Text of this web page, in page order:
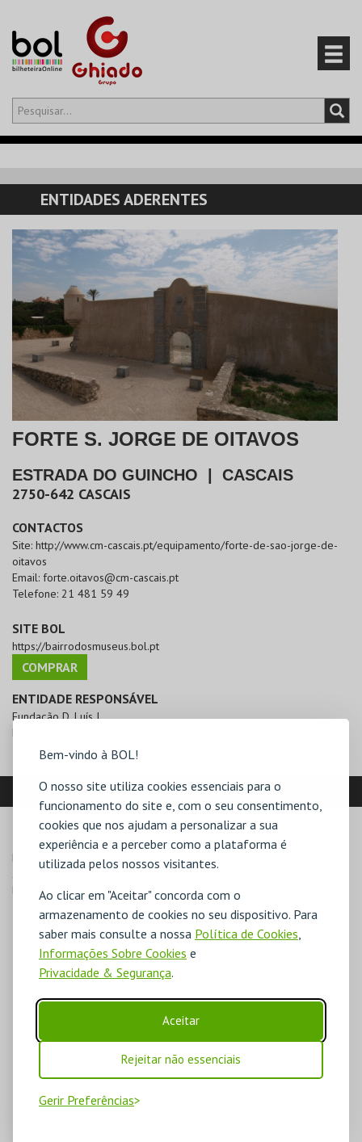
Bem-vindo à BOL!
O nosso site utiliza cookies essenciais para o
funcionamento do site e, com o seu consentimento,
cookies que nos ajudam a personalizar a sua
experiência e a perceber como a plataforma é
utilizada pelos nossos visitantes.
Ao clicar em "Aceitar" concorda com o
armazenamento de cookies no seu dispositivo. Para
saber mais consulte a nossa Política de Cookies
Informações Sobre Cookies e
Privacidade & Segurança.
Aceitar
Rejeitar não essenciais
Gerir Preferências
Olá,iniciar sessão
CARRINHO
EVENTOS
CARTÕES
PRODUTOS
ENTIDADES ADERENTES
FORTE S. JORGE DE OITAVOS
ESTRADA DO GUINCHO CASCAIS
2750-642 CASCAIS
CONTACTOS
Site: http://www.cm-cascais.pt/equipamento/forte-de-sao-jorge-de-
oitavos
Email: forte.oitavos@cm-cascais.pt
Telefone: 21 481 59 49
SITE BOL
https://bairrodosmuseus.bol.pt
COMPRAR
ENTIDADE RESPONSÁVEL
Fundação D. Luís I
NIF:
LOCALIZAÇÃO
MORADA
Estrada do Guincho
2750-642 Cascais
Direcções para Forte S. Jorge de Oitavos